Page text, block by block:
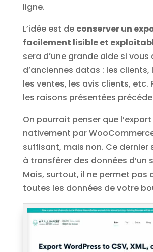
ligne.
L’idée est de conserver un
facilement lisible et
sera d’une grande aide si vous
d’anciennes datas : les
les ventes, les avis clients, etc.
les raisons présentées
On pourrait penser que
nativement par
suffisant, mais non. Ce dernier
à transférer des données d’un
Mais, surtout, il ne permet pas
toutes les données de votre